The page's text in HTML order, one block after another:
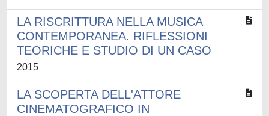
LA RISCRITTURA NELLA MUSICA
CONTEMPORANEA. RIFLESSIONI
TEORICHE E STUDIO DI UN CASO
2015
LA SCOPERTA DELL'ATTORE
CINEMATOGRAFICO IN